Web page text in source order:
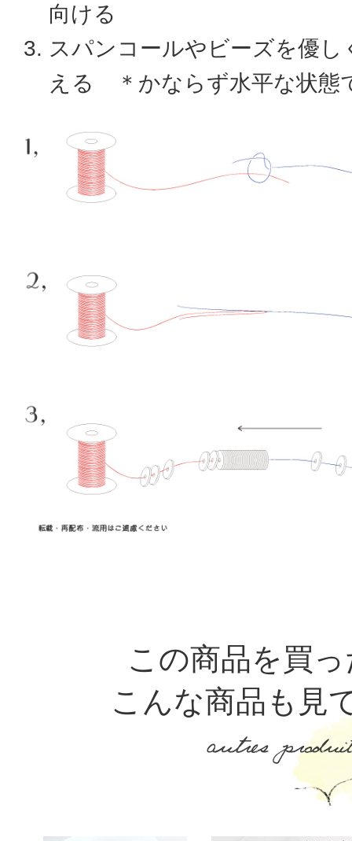
向ける
スパンコールやビーズを優し
える ＊かならず水平な状態
この商品を買
こんな商品も見